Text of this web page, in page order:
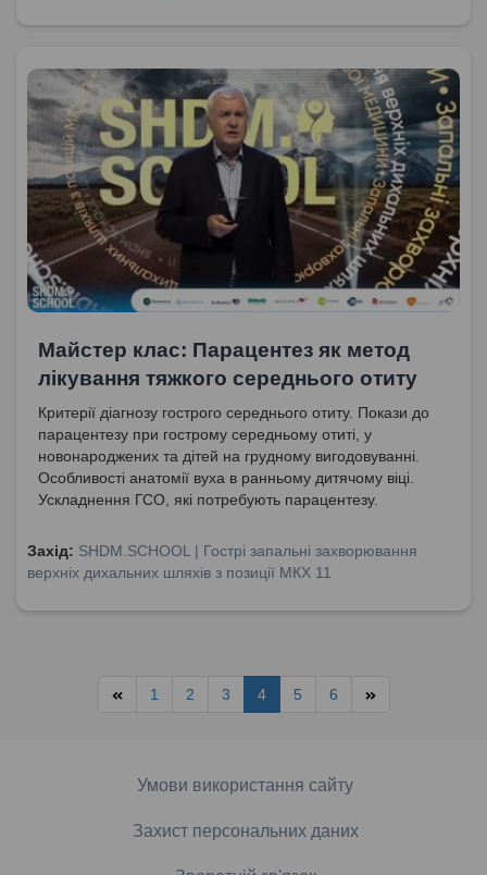
Майстер клас: Парацентез як метод
лікування тяжкого середнього отиту
Критерії діагнозу гострого середнього отиту. Покази до
парацентезу при гострому середньому отиті, у
новонароджених та дітей на грудному вигодовуванні.
Особливості анатомії вуха в ранньому дитячому віці.
Ускладнення ГСО, які потребують парацентезу.
Захід: SHDM.SCHOOL | Гострі запальні захворювання
верхніх дихальних шляхів з позиції МКХ 11
1 2 3 4 5 6
Умови використання сайту
Захист персональних даних